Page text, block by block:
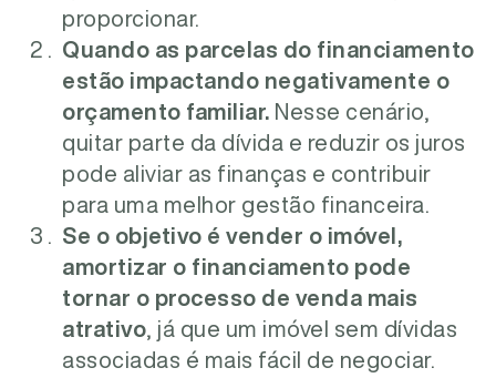
proporcionar.
Quando as parcelas do financiamento
estão impactando negativamente o
orçamento familiar. Nesse cenário,
quitar parte da dívida e reduzir os juros
pode aliviar as finanças e contribuir
para uma melhor gestão financeira.
Se o objetivo é vender o imóvel,
amortizar o financiamento pode
tornar o processo de venda mais
atrativo , já que um imóvel sem dívidas
associadas é mais fácil de negociar.